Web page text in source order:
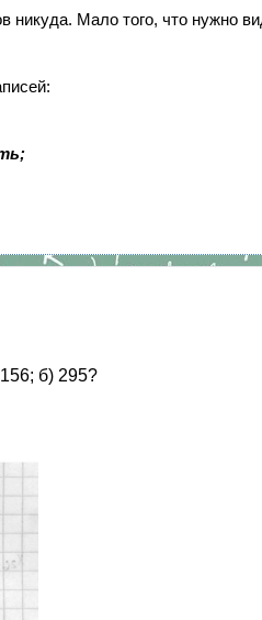
никуда. Мало того, что нужно
б) 295?